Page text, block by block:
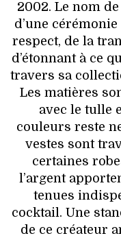
2002. Le nom
d’une
respect, de la
d’étonnant à ce
travers sa
Les matières
avec le tulle
couleurs reste
vestes sont
certaines
l’argent
tenues
cocktail. Une
de ce créateur